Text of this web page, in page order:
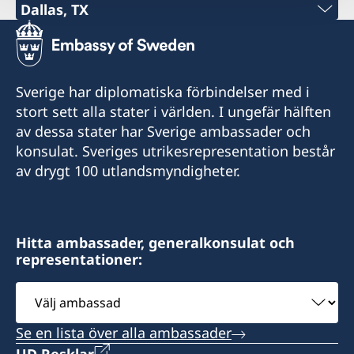
Dallas, TX
Tel:
+1 (214) 308-2590
E-post:
dallas@consulateofsweden.org
6301 Gaston Avenue, suite 1322, West Tower,
Distrikt: Norra Texas.
Besök via tidsbokning endast.
Sverige har diplomatiska förbindelser med i
stort sett alla stater i världen. I ungefär hälften
av dessa stater har Sverige ambassader och
konsulat. Sveriges utrikesrepresentation består
av drygt 100 utlandsmyndigheter.
Hitta ambassader, generalkonsulat och
representationer:
Välj
ambassad
Se en lista över alla ambassader